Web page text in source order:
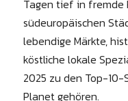
Tagen tief in fremde
südeuropäischen
lebendige Märkte,
köstliche lokale
2025 zu den Top-
Planet gehören.